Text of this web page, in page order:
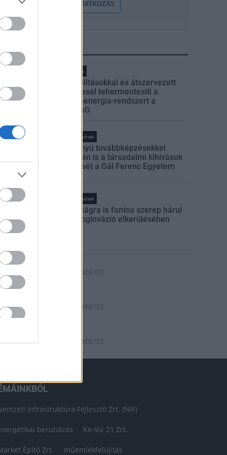
FELIRATKOZÁS
Helyi hírek
Gyárleállításokkal és átszervezett
termeléssel tehermentesíti a
villamosenergia-rendszert a
STRABAG
Országos hírek
Szakirányú továbbképzésekkel
segíti idén is a társadalmi kihívások
leküzdését a Gál Ferenc Egyetem
Országos hírek
A lakosságra is fontos szerep hárul
a szúnyoginvázió elkerülésében
HIRDETÉS
HIRDETÉS
HIRDETÉS
Infrastruktúra Fejlesztő Zrt. (NIF)
beruházás Ke-Víz 21 Zrt.
Építő Zrt. műemlékfelújítás